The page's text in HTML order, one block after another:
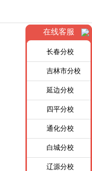
在线客服
长春分校
吉林市分校
延边分校
四平分校
通化分校
白城分校
辽源分校